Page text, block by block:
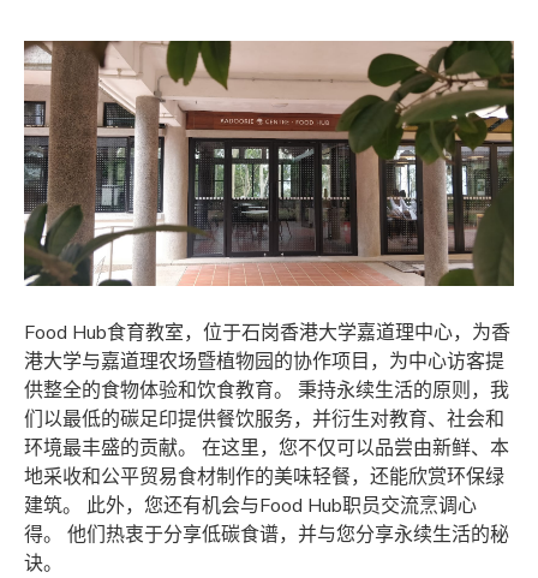
Food Hub食育教室，位于石岗香港大学嘉道理中心，为香
港大学与嘉道理农场暨植物园的协作项目，为中心访客提
供整全的食物体验和饮食教育。 秉持永续生活的原则，我
们以最低的碳足印提供餐饮服务，并衍生对教育、社会和
环境最丰盛的贡献。 在这里，您不仅可以品尝由新鲜、本
地采收和公平贸易食材制作的美味轻餐，还能欣赏环保绿
建筑。 此外，您还有机会与Food Hub职员交流烹调心
得。 他们热衷于分享低碳食谱，并与您分享永续生活的秘
诀。